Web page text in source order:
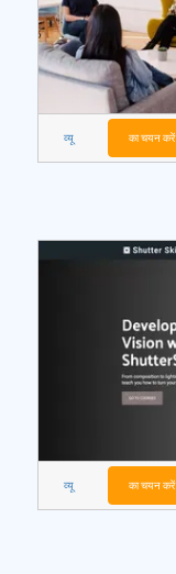
व्यू का चयन करें
व्यू का चयन करें